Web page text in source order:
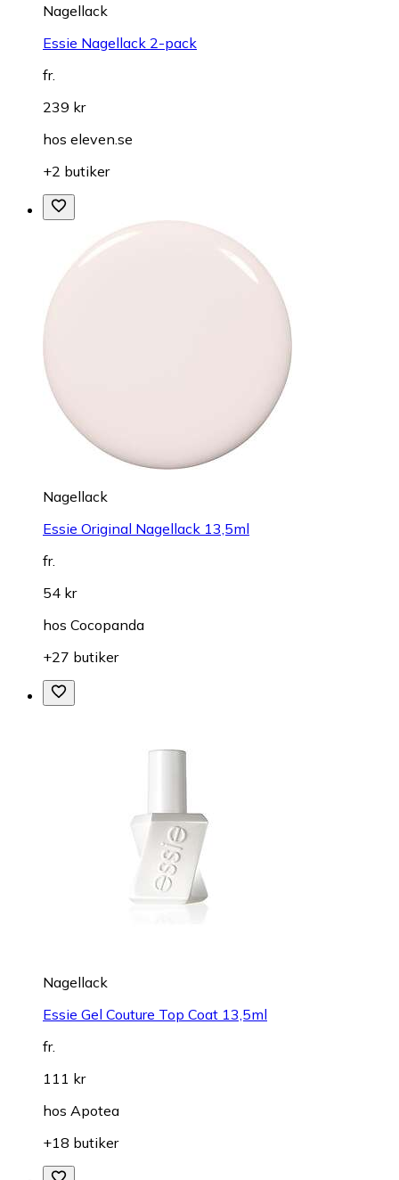
Nagellack
Essie Nagellack 2-pack
fr.
239 kr
hos eleven.se
+2 butiker
Nagellack
Essie Original Nagellack 13,5ml
fr.
54 kr
hos Cocopanda
+27 butiker
Nagellack
Essie Gel Couture Top Coat 13,5ml
fr.
111 kr
hos Apotea
+18 butiker